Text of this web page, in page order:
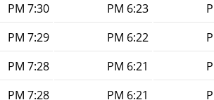
6:23 PM
7:30 PM
6:22 PM
7:29 PM
6:21 PM
7:28 PM
6:21 PM
7:28 PM